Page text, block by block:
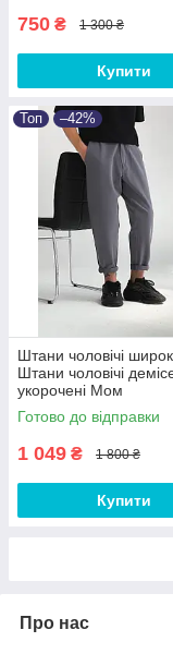
750 ₴ 1 300 ₴
Купити
Топ –42%
Штани чоловічі
Штани чоловічі
укорочені Мом
Готово до відправки
1 049 ₴ 1 800 ₴
Купити
Про нас